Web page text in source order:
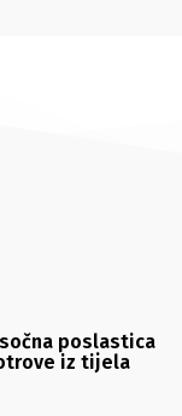
poslastica
iz tijela